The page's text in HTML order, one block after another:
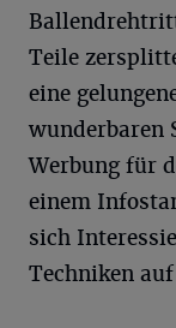
Teile
eine
wunderbaren
Werbung für
einem
sich
Techniken